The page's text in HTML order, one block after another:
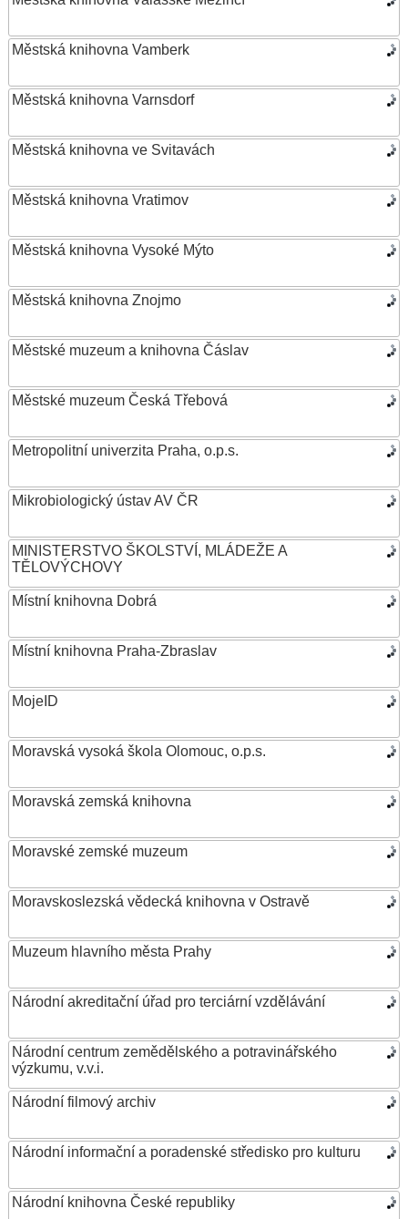
Městská knihovna Vamberk
Městská knihovna Varnsdorf
Městská knihovna ve Svitavách
Městská knihovna Vratimov
Městská knihovna Vysoké Mýto
Městská knihovna Znojmo
Městské muzeum a knihovna Čáslav
Městské muzeum Česká Třebová
Metropolitní univerzita Praha, o.p.s.
Mikrobiologický ústav AV ČR
MINISTERSTVO ŠKOLSTVÍ, MLÁDEŽE A
TĚLOVÝCHOVY
Místní knihovna Dobrá
Místní knihovna Praha-Zbraslav
MojeID
Moravská vysoká škola Olomouc, o.p.s.
Moravská zemská knihovna
Moravské zemské muzeum
Moravskoslezská vědecká knihovna v Ostravě
Muzeum hlavního města Prahy
Národní akreditační úřad pro terciární vzdělávání
Národní centrum zemědělského a potravinářského
výzkumu, v.v.i.
Národní filmový archiv
Národní informační a poradenské středisko pro kulturu
Národní knihovna České republiky